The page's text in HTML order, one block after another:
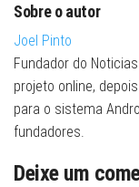
Sobre o autor
Joel Pinto
Fundador do
projeto online,
para o sistema
fundadores.
Deixe um